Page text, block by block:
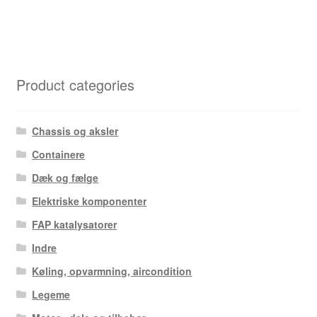
Product categories
Chassis og aksler
Containere
Dæk og fælge
Elektriske komponenter
FAP katalysatorer
Indre
Køling, opvarmning, aircondition
Legeme